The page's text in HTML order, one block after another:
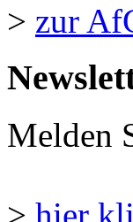
> zur
Melden